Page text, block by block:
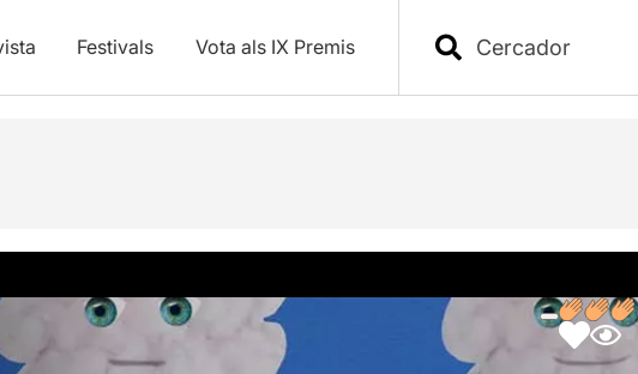
Festivals Vota als IX Premis